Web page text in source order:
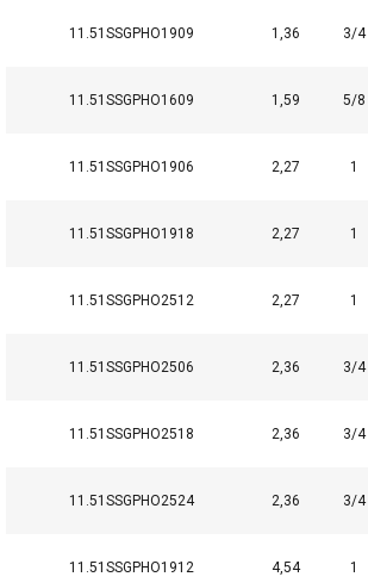
11.51SSGPHO1909 1,36 3/4
11.51SSGPHO1609 1,59 5/8
11.51SSGPHO1906 2,27 1
11.51SSGPHO1918 2,27 1
11.51SSGPHO2512 2,27 1
11.51SSGPHO2506 2,36 3/4
11.51SSGPHO2518 2,36 3/4
11.51SSGPHO2524 2,36 3/4
11.51SSGPHO1912 4,54 1
We gebruiken
delen ook
uw gebruik van hun
noodzakelijk
DETAILS